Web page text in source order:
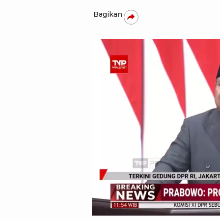
Bagikan
YouTube tvOne